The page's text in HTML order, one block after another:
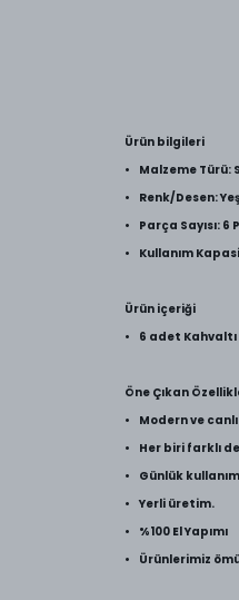
Ürün bilgileri
• Malzeme Türü:
• Renk/Desen:
• Parça Sayısı: 6
• Kullanım
Ürün içeriği
• 6 adet Kahvaltı
Öne Çıkan
• Modern ve
• Her biri farklı
• Günlük
• Yerli üretim.
• %100 El Yapımı
• Ürünlerimiz